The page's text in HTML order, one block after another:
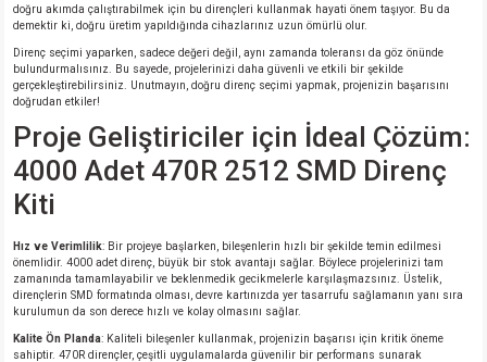
doğru akımda çalıştırabilmek için bu dirençleri kullanmak hayati önem taşıyor. Bu da
demektir ki, doğru üretim yapıldığında cihazlarınız uzun ömürlü olur.
Direnç seçimi yaparken, sadece değeri değil, aynı zamanda toleransı da göz önünde
bulundurmalısınız. Bu sayede, projelerinizi daha güvenli ve etkili bir şekilde
gerçekleştirebilirsiniz. Unutmayın, doğru direnç seçimi yapmak, projenizin başarısını
doğrudan etkiler!
Proje Geliştiriciler için İdeal Çözüm:
4000 Adet 470R 2512 SMD Direnç
Kiti
Hız ve Verimlilik: Bir projeye başlarken, bileşenlerin hızlı bir şekilde temin edilmesi
önemlidir. 4000 adet direnç, büyük bir stok avantajı sağlar. Böylece projelerinizi tam
zamanında tamamlayabilir ve beklenmedik gecikmelerle karşılaşmazsınız. Üstelik,
dirençlerin SMD formatında olması, devre kartınızda yer tasarrufu sağlamanın yanı sıra
kurulumun da son derece hızlı ve kolay olmasını sağlar.
Kalite Ön Planda: Kaliteli bileşenler kullanmak, projenizin başarısı için kritik öneme
sahiptir. 470R dirençler, çeşitli uygulamalarda güvenilir bir performans sunarak